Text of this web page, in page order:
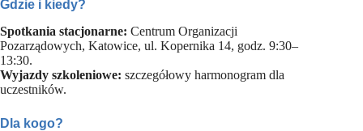
Gdzie i kiedy?
Spotkania stacjonarne: Centrum Organizacji
Pozarządowych, Katowice, ul. Kopernika 14, godz. 9:30–
13:30.
Wyjazdy szkoleniowe: szczegółowy harmonogram dla
uczestników.
Dla kogo?